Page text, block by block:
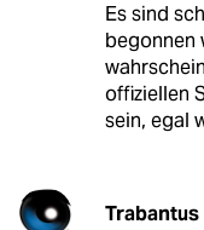
Es sind
begonnen
offiziellen
sein, egal
Trabantus